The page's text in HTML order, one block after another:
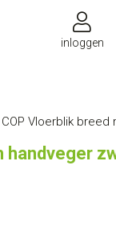
inloggen
COP Vloerblik
handveger